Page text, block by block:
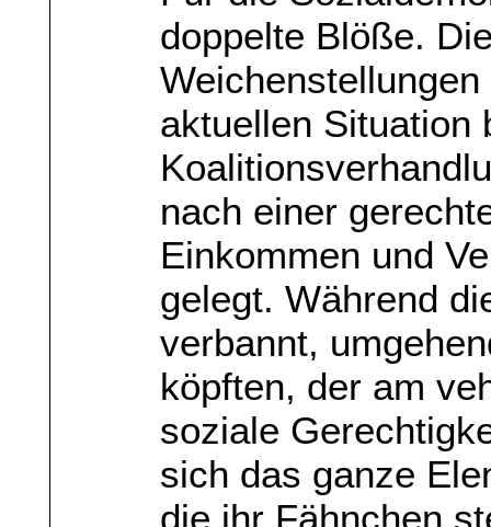
doppelte Blöße.
aktuellen Situation
nach einer
Einkommen und
gelegt. Während
verbannt,
köpften, der am
soziale
sich das ganze
die ihr Fähnchen